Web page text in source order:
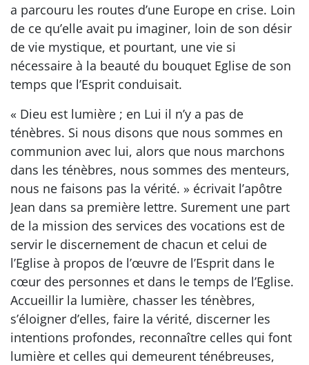
a parcouru les routes d’une Europe en crise. Loin
de ce qu’elle avait pu imaginer, loin de son désir
de vie mystique, et pourtant, une vie si
nécessaire à la beauté du bouquet Eglise de son
temps que l’Esprit conduisait.
« Dieu est lumière ; en Lui il n’y a pas de
ténèbres. Si nous disons que nous sommes en
communion avec lui, alors que nous marchons
dans les ténèbres, nous sommes des menteurs,
nous ne faisons pas la vérité. » écrivait l’apôtre
Jean dans sa première lettre. Surement une part
de la mission des services des vocations est de
servir le discernement de chacun et celui de
l’Eglise à propos de l’œuvre de l’Esprit dans le
cœur des personnes et dans le temps de l’Eglise.
Accueillir la lumière, chasser les ténèbres,
s’éloigner d’elles, faire la vérité, discerner les
intentions profondes, reconnaître celles qui font
lumière et celles qui demeurent ténébreuses,